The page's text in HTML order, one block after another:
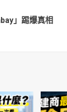
」踢爆真相